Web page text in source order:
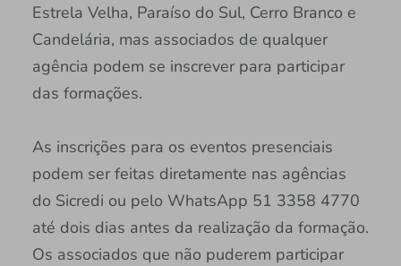
Estrela Velha, Paraíso do Sul, Cerro Branco e
Candelária, mas associados de qualquer
agência podem se inscrever para participar
das formações.
As inscrições para os eventos presenciais
podem ser feitas diretamente nas agências
do Sicredi ou pelo WhatsApp 51 3358 4770
até dois dias antes da realização da formação.
Os associados que não puderem participar